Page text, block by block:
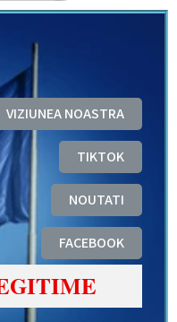
VIZIUNEA NOASTRA
TIKTOK
NOUTATI
FACEBOOK